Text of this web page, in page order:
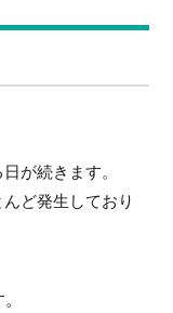
が続きます。
ど発生しており